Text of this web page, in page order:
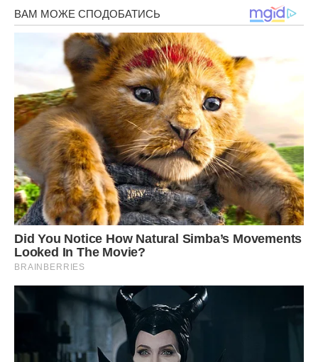
Про Марту Гнат чув, і від сина, і від батьків інших хлопців…
Різне чув. Але особливої уваги на дівчину не звернув, ну
дівка собі й дівка.
Запропонував дітям чаю, зазирнувши через годину до
кімнати, де ті над книжками і зошитами схилилися.
– Давай, тату, – погодився Дмитро, – не відмовимося.
– То приходьте на кухню хвилин за п’ятнадцять, – відповів
Гнат.
Юнак і дівчина сіли до столу, почали наминати печиво
домашнє, яке Марія, дружина Гнатова завжди пекла на